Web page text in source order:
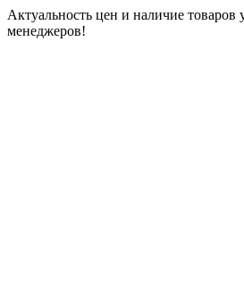
Актуальность цен и наличие товаров
менеджеров!